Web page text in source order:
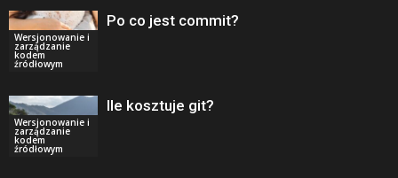
Wersjonowanie i
zarządzanie
kodem
źródłowym
Po co jest commit?
Wersjonowanie i
zarządzanie
kodem
źródłowym
Ile kosztuje git?